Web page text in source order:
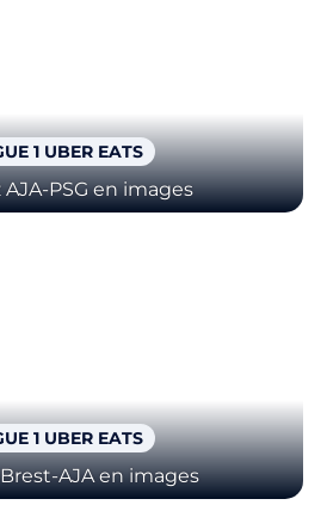
1 UBER EATS
PSG en images
1 UBER EATS
AJA en images